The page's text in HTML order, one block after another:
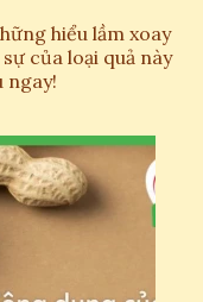
hiểu lầm xoay
của loại quả này
ngay!